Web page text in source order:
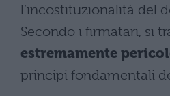
l’incostituzionalità del
Secondo i firmatari, si
estremamente
principi fondamentali